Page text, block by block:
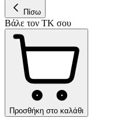
Πίσω
Βάλε τον ΤΚ σου
Προσθήκη στο καλάθι